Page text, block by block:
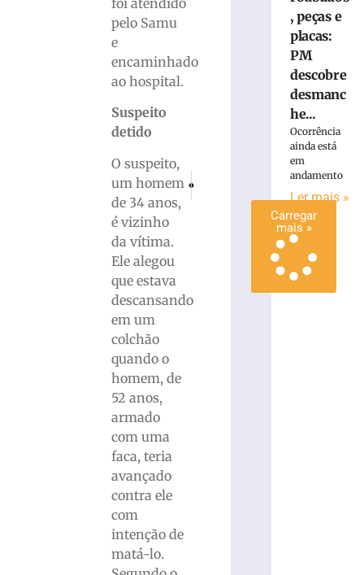
foi atendido
pelo Samu
e
encaminhado
ao hospital.
Suspeito
detido
O suspeito,
um homem
de 34 anos,
é vizinho
da vítima.
Ele alegou
que estava
descansando
em um
colchão
quando o
homem, de
52 anos,
armado
com uma
faca, teria
avançado
contra ele
com
intenção de
matá-lo.
Corpo em decomposição é
PRÓXIMO
Uma redenção de prata que veio à pedal
VÍDEO
Carregar
mais »
, peças e
placas:
PM
descobre
desmanc
he...
Ocorrência
ainda está
em
andamento
Ler mais »